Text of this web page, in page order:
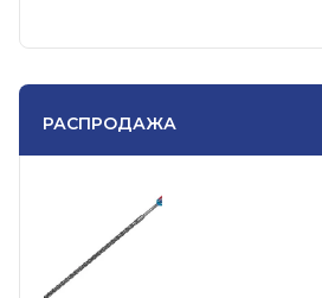
РАСПРОДАЖА